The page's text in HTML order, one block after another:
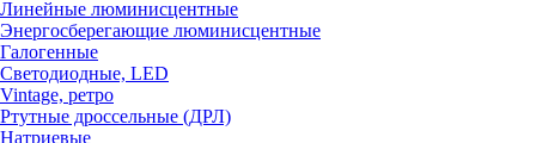
Линейные люминисцентные
Энергосберегающие люминисцентные
Галогенные
Светодиодные, LED
Vintage, ретро
Ртутные дроссельные (ДРЛ)
Натриевые